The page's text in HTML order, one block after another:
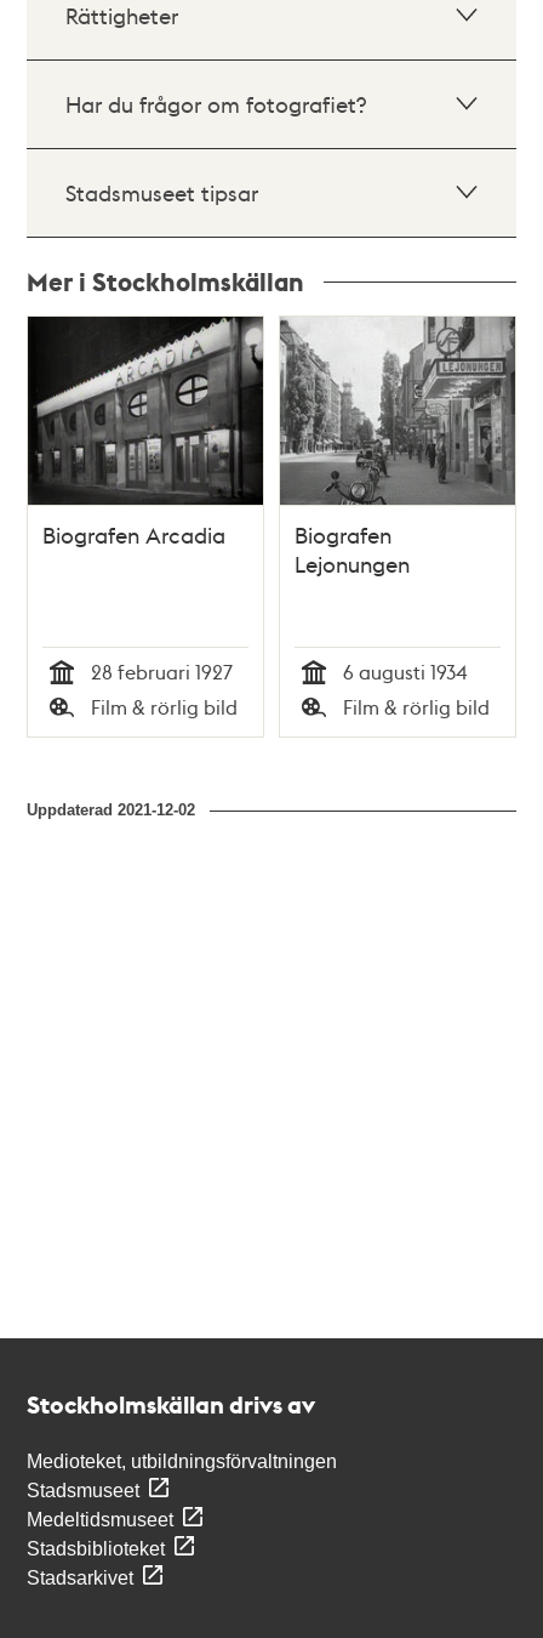
Rättigheter
Har du frågor om fotografiet?
Stadsmuseet tipsar
Mer i Stockholmskällan
teman
Biografen Arcadia
Tid
28 februari 1927
Typ
Film & rörlig bild
Biografen
Lejonungen
Tid
6 augusti 1934
Typ
Film & rörlig bild
Uppdaterad2021-12-02
Stockholmskällan drivs av
Medioteket, utbildningsförvaltningen
Stadsmuseet
Medeltidsmuseet
Stadsbiblioteket
Stadsarkivet